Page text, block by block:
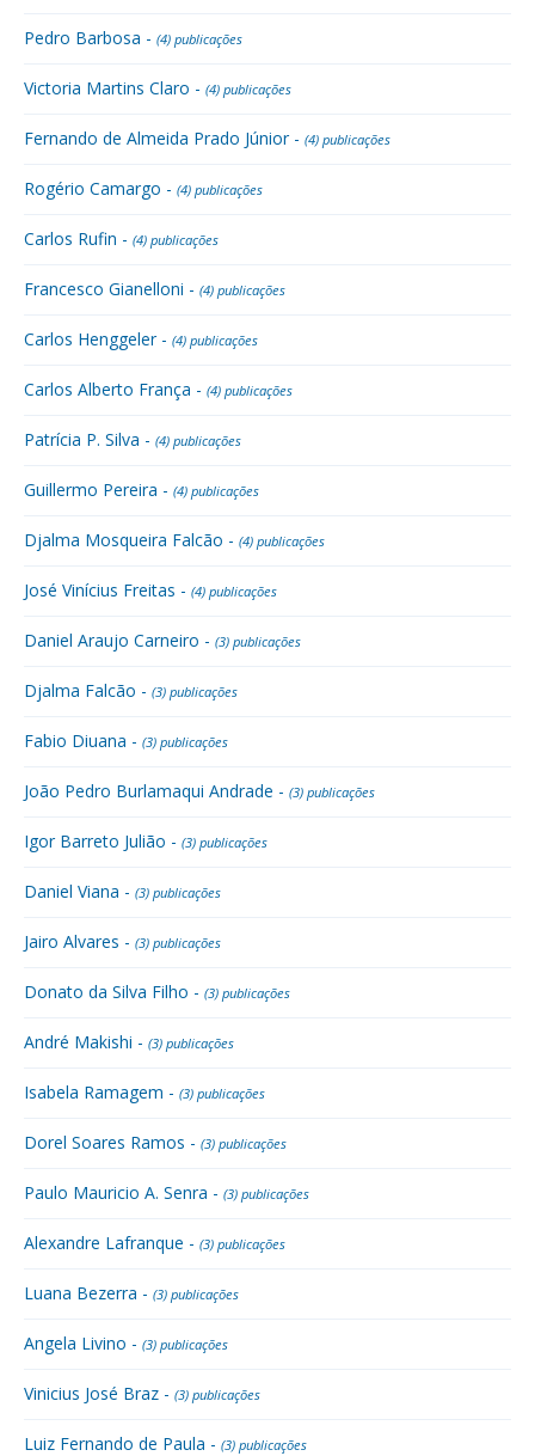
Pedro Barbosa - (4) publicações
Victoria Martins Claro - (4) publicações
Fernando de Almeida Prado Júnior - (4) publicações
Rogério Camargo - (4) publicações
Carlos Rufin - (4) publicações
Francesco Gianelloni - (4) publicações
Carlos Henggeler - (4) publicações
Carlos Alberto França - (4) publicações
Patrícia P. Silva - (4) publicações
Guillermo Pereira - (4) publicações
Djalma Mosqueira Falcão - (4) publicações
José Vinícius Freitas - (4) publicações
Daniel Araujo Carneiro - (3) publicações
Djalma Falcão - (3) publicações
Fabio Diuana - (3) publicações
João Pedro Burlamaqui Andrade - (3) publicações
Igor Barreto Julião - (3) publicações
Daniel Viana - (3) publicações
Jairo Alvares - (3) publicações
Donato da Silva Filho - (3) publicações
André Makishi - (3) publicações
Isabela Ramagem - (3) publicações
Dorel Soares Ramos - (3) publicações
Paulo Mauricio A. Senra - (3) publicações
Alexandre Lafranque - (3) publicações
Luana Bezerra - (3) publicações
Angela Livino - (3) publicações
Vinicius José Braz - (3) publicações
Luiz Fernando de Paula - (3) publicações